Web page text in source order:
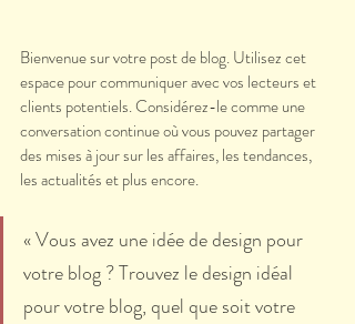
Bienvenue sur votre post de blog. Utilisez cet
espace pour communiquer avec vos lecteurs et
clients potentiels. Considérez-le comme une
conversation continue où vous pouvez partager
des mises à jour sur les affaires, les tendances,
les actualités et plus encore.
« Vous avez une idée de design pour
votre blog ? Trouvez le design idéal
pour votre blog, quel que soit votre